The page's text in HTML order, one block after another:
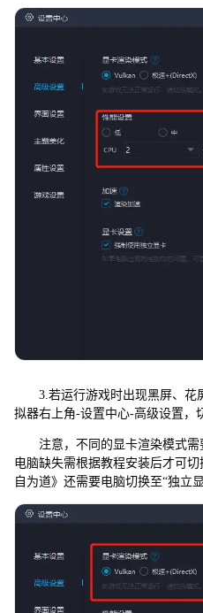
3.若运行游戏时出现黑屏、花
拟器右上角-设置中心-高级设置，
注意，不同的显卡渲染模式需
电脑缺失需根据教程安装后才可
自为道》还需要电脑切换至“独立